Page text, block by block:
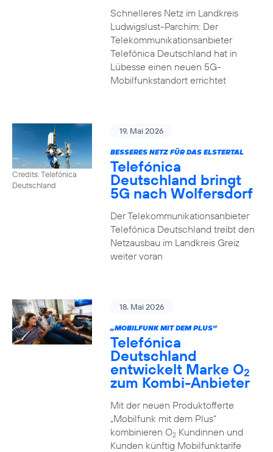
Schnelleres Netz im Landkreis
Ludwigslust-Parchim: Der
Telekommunikationsanbieter
Telefónica Deutschland hat in
Lübesse einen neuen 5G-
Mobilfunkstandort errichtet
Credits: Telefónica
Deutschland
19. Mai 2026
BESSERES NETZ FÜR DAS ELSTERTAL
Telefónica
Deutschland bringt
5G nach Wolfersdorf
Der Telekommunikationsanbieter
Telefónica Deutschland treibt den
Netzausbau im Landkreis Greiz
weiter voran
18. Mai 2026
„MOBILFUNK MIT DEM PLUS”
Telefónica
Deutschland
entwickelt Marke O2
zum Kombi-Anbieter
Mit der neuen Produktofferte
„Mobilfunk mit dem Plus“
kombinieren O2Kundinnen und
Kunden künftig Mobilfunktarife